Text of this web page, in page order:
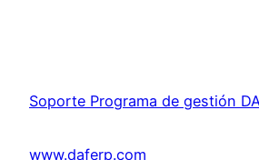
Soporte Programa de gestión
www.daferp.com